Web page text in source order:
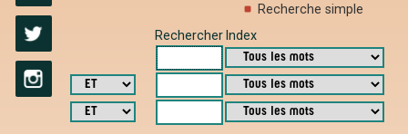
Recherche simple
Rechercher Index
YouTube
Twitter